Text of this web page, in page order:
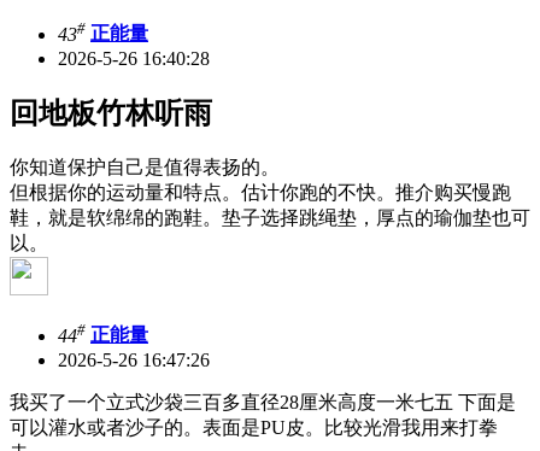
43# 正能量
2026-5-26 16:40:28
回地板竹林听雨
你知道保护自己是值得表扬的。
但根据你的运动量和特点。估计你跑的不快。推介购买慢跑
鞋，就是软绵绵的跑鞋。垫子选择跳绳垫，厚点的瑜伽垫也可
以。
44# 正能量
2026-5-26 16:47:26
我买了一个立式沙袋三百多直径28厘米高度一米七五 下面是
可以灌水或者沙子的。表面是PU皮。比较光滑我用来打拳